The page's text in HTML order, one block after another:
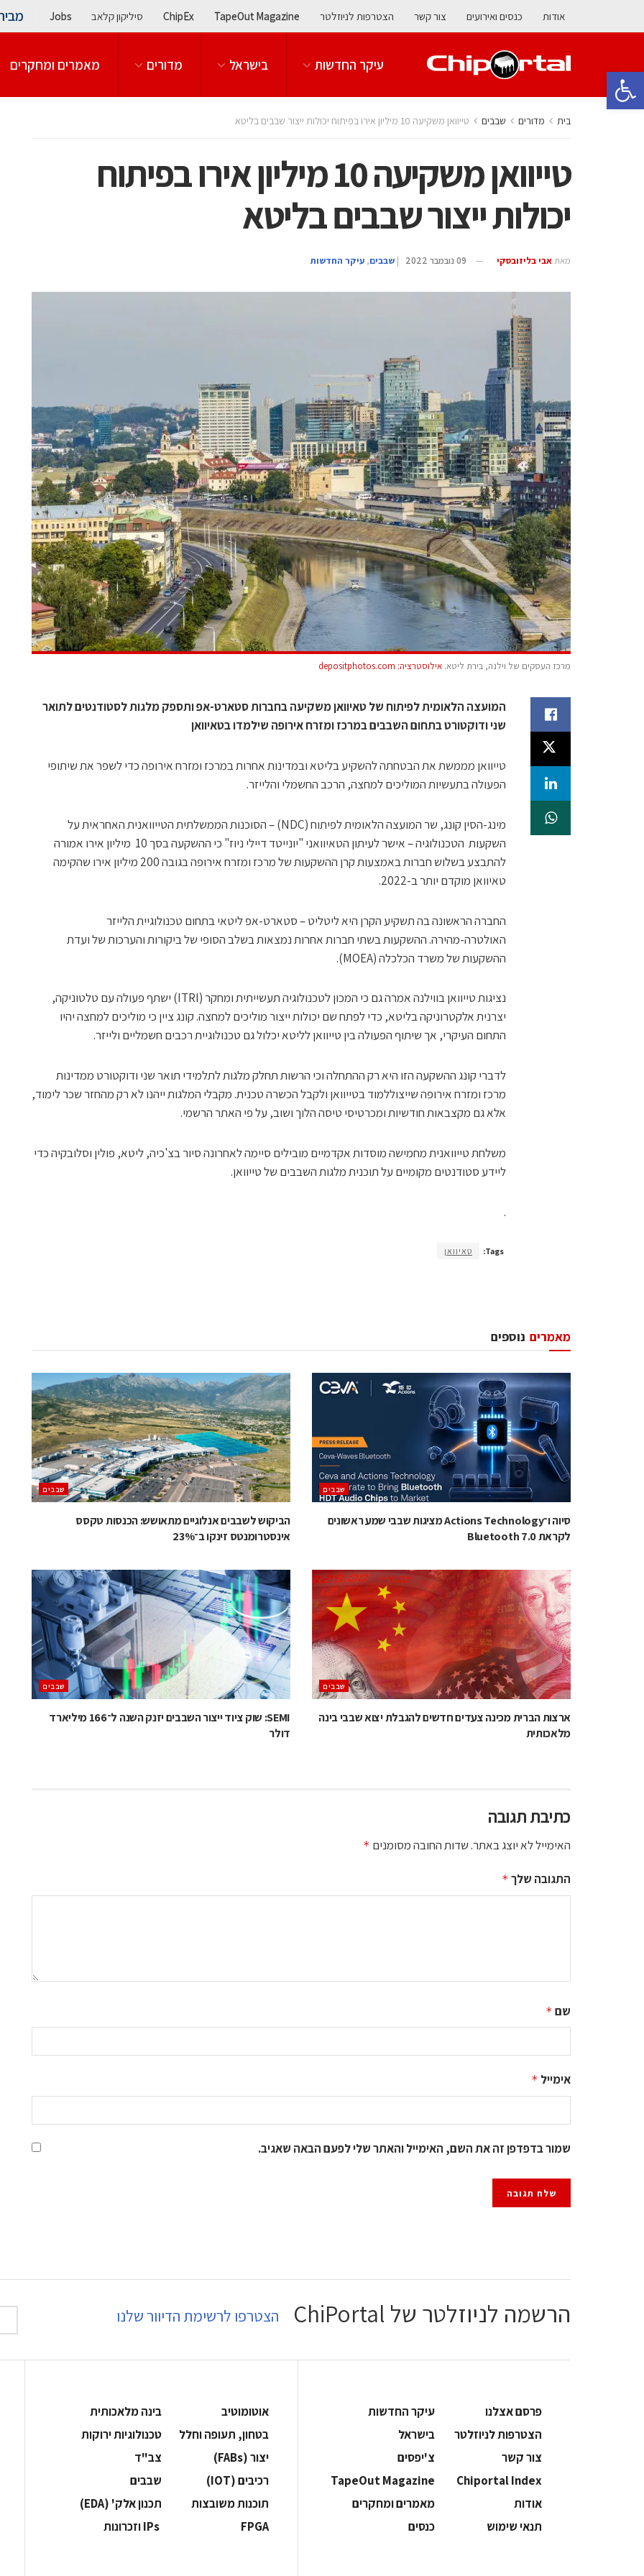
פתח סרגל נגישות
אודות כנסים ואירועים צור קשר הצטרפות לניוזלטר TapeOut Magazine
ChipEx סיליקון קלאב Jobs
עיקר החדשות בישראל מדורים מאמרים ומחקרים
בית מדורים ‫שבבים‬ טייוואן משקיעה 10 מיליון אירו בפיתוח יכולות ייצור שבבים בליטא
טייוואן משקיעה 10 מיליון אירו בפיתוח
יכולות ייצור שבבים בליטא
מאת אבי בליזובסקי 09 נובמבר 2022 | ‫שבבים‬, עיקר החדשות
מרכז העסקים של וילנה, בירת ליטא. אילוסטרציה: depositphotos.com
המועצה הלאומית לפיתוח של טאיוואן משקיעה בחברות סטארט-אפ ותספק מלגות לסטודנטים לתואר
שני ודוקטורט בתחום השבבים במרכז ומזרח אירופה שילמדו בטאיוואן
טייוואן מממשת את הבטחתה להשקיע בליטא ובמדינות אחרות במרכז ומזרח אירופה כדי לשפר את שיתופי
הפעולה בתעשיות המוליכים למחצה, הרכב החשמלי והלייזר.
מינג-הסין קונג, שר המועצה הלאומית לפיתוח (NDC) – הסוכנות הממשלתית הטייוואנית האחראית על
השקעות הטכנולוגיה – אישר לעיתון הטאיוואני "יונייטד דיילי ניוז" כי ההשקעה בסך 10 מיליון אירו אמורה
להתבצע בשלוש חברות באמצעות קרן ההשקעות של מרכז ומזרח אירופה בגובה 200 מיליון אירו שהקימה
טאיוואן מוקדם יותר ב-2022.
החברה הראשונה בה תשקיע הקרן היא ליטליט – סטארט-אפ ליטאי בתחום טכנולוגיית הלייזר
האולטרה-מהירה. ההשקעות בשתי חברות אחרות נמצאות בשלב הסופי של ביקורות והערכות של ועדת
ההשקעות של משרד הכלכלה (MOEA).
נציגות טייוואן בווילנה אמרה גם כי המכון לטכנולוגיה תעשייתית ומחקר (ITRI) ישתף פעולה עם טלטוניקה,
יצרנית אלקטרוניקה בליטא, כדי לפתח שם יכולות ייצור מוליכים למחצה. קונג ציין כי מוליכים למחצה יהיו
התחום העיקרי, אך שיתוף הפעולה בין טייוואן לליטא יכלול גם טכנולוגיית רכבים חשמליים ולייזר.
לדברי קונג ההשקעה הזו היא רק ההתחלה וכי הרשות תחלק מלגות לתלמידי תואר שני ודוקטורט ממדינות
מרכז ומזרח אירופה שייצוללמוד בטייוואן ולקבל הכשרה טכנית. מקבלי המלגות ייהנו לא רק מהחזר שכר לימוד,
אלא גם מקצבאות חודשיות ומכרטיסי טיסה הלוך ושוב, על פי האתר הרשמי.
משלחת טייוואנית מחמישה מוסדות אקדמיים מובילים סיימה לאחרונה סיור בצ'כיה, ליטא, פולין וסלובקיה כדי
ליידע סטודנטים מקומיים על תוכנית מלגות השבבים של טייוואן.
.
Tags: טאיוואן
נוספים מאמרים
‫שבבים‬
סיוה ו־Actions Technology מציגות שבבי שמע ראשונים
לקראת Bluetooth 7.0
‫שבבים‬
הביקוש לשבבים אנלוגיים מתאושש: הכנסות טקסס
אינסטרומנטס זינקו ב־23%
‫שבבים‬
ארצות הברית מכינה צעדים חדשים להגבלת יצוא שבבי בינה
מלאכותית
‫שבבים‬
SEMI: שוק ציוד ייצור השבבים יזנק השנה ל־166 מיליארד
דולר
כתיבת תגובה
האימייל לא יוצג באתר.שדות החובה מסומנים *
התגובה שלך *
שם *
אימייל *
שמור בדפדפן זה את השם, האימייל והאתר שלי לפעם הבאה שאגיב.
הרשמה לניוזלטר של ChiPortal הצטרפו לרשימת הדיוור שלנו
פרסם אצלנו
עיקר החדשות
הצטרפות לניוזלטר
בישראל
צור קשר
צ'יפסים
Chiportal Index
TapeOut Magazine
אודות
מאמרים ומחקרים
תנאי שימוש
כנסים
אוטומוטיב
בינה מלאכותית
בטחון, תעופה וחלל
‫טכנולוגיות ירוקות‬
‫יצור (‪(FABs‬‬
‫צב"ד‬
‫רכיבים‬ (IOT)
‫שבבים‬
‫תוכנות משובצות‬
‫תכנון אלק' (‪(EDA‬‬
‫‪FPGA‬‬
‫ ‪וזכרונות IPs‬‬